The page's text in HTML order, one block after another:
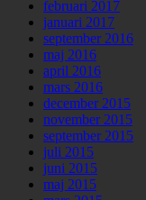
februari 2017
januari 2017
september 2016
maj 2016
april 2016
mars 2016
december 2015
november 2015
september 2015
juli 2015
juni 2015
maj 2015